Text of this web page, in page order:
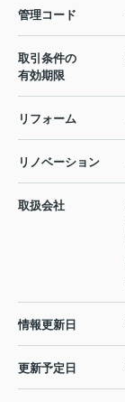
管理コード
取引条件の
有効期限
リフォーム
リノベーション
取扱会社
情報更新日
更新予定日